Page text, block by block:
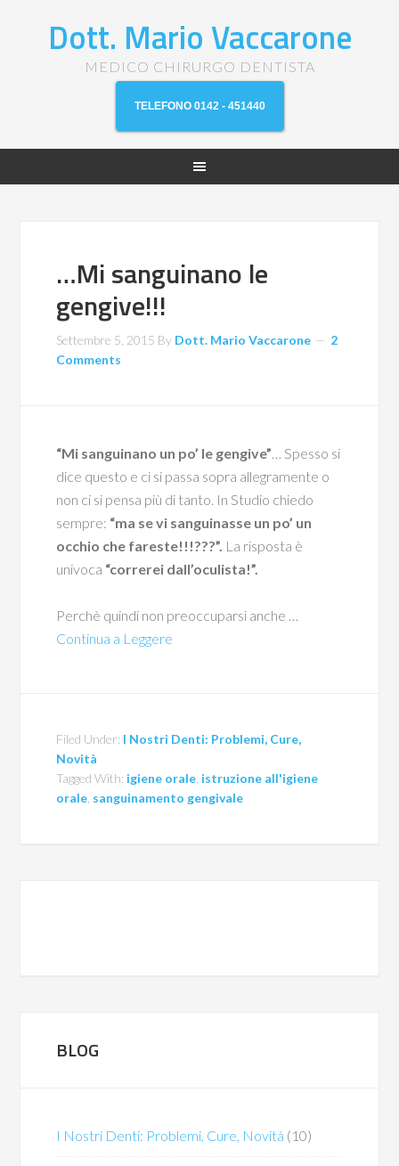
Dott. Mario Vaccarone
MEDICO CHIRURGO DENTISTA
TELEFONO 0142 - 451440
…Mi sanguinano le
gengive!!!
Settembre 5, 2015 By Dott. Mario Vaccarone
2
Comments
“Mi sanguinano un po’ le gengive”… Spesso si
dice questo e ci si passa sopra allegramente o
non ci si pensa più di tanto. In Studio chiedo
sempre: “ma se vi sanguinasse un po’ un
occhio che fareste!!!???”. La risposta è
univoca “correrei dall’oculista!”.
Perchè quindi non preoccuparsi anche …
Continua a Leggere
Filed Under: I Nostri Denti: Problemi, Cure,
Novità
Tagged With: igiene orale istruzione all'igiene
orale sanguinamento gengivale
BLOG
I Nostri Denti: Problemi, Cure, Novità (10)